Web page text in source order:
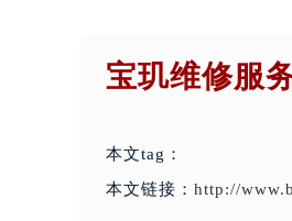
宝玑维修服
本文tag：
本文链接： http://